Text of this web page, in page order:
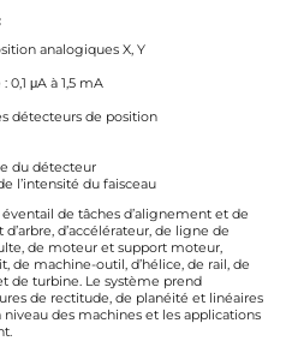
analogiques X, Y
μA à 1,5 mA
détecteurs de position
du détecteur
l’intensité du faisceau
de tâches d’alignement et de
d’accélérateur, de ligne de
de moteur et support moteur,
de machine-outil, d’hélice, de rail, de
de turbine. Le système prend
de rectitude, de planéité et linéaires
des machines et les applications